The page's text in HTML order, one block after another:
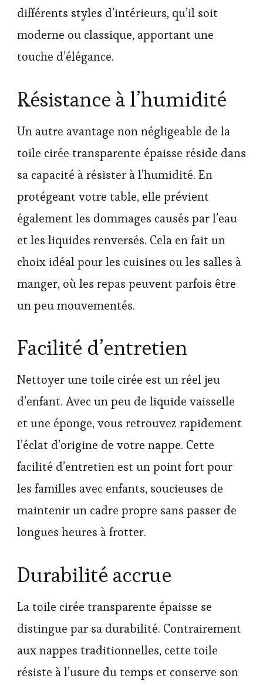
différents styles d’intérieurs, qu’il soit
moderne ou classique, apportant une
touche d’élégance.
Résistance à l’humidité
Un autre avantage non négligeable de la
toile cirée transparente épaisse réside dans
sa capacité à résister à l’humidité. En
protégeant votre table, elle prévient
également les dommages causés par l’eau
et les liquides renversés. Cela en fait un
choix idéal pour les cuisines ou les salles à
manger, où les repas peuvent parfois être
un peu mouvementés.
Facilité d’entretien
Nettoyer une toile cirée est un réel jeu
d’enfant. Avec un peu de liquide vaisselle
et une éponge, vous retrouvez rapidement
l’éclat d’origine de votre nappe. Cette
facilité d’entretien est un point fort pour
les familles avec enfants, soucieuses de
maintenir un cadre propre sans passer de
longues heures à frotter.
Durabilité accrue
La toile cirée transparente épaisse se
distingue par sa durabilité. Contrairement
aux nappes traditionnelles, cette toile
résiste à l’usure du temps et conserve son